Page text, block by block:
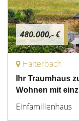
480.000,- €
Haiterbach
Ihr Traumhaus
Wohnen mit
Einfamilienhaus